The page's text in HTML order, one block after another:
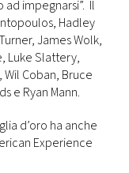
impegnarsi”. Il
Hadley
James Wolk,
Luke Slattery,
Wil Coban, Bruce
e Ryan Mann.
d’oro ha anche
Experience